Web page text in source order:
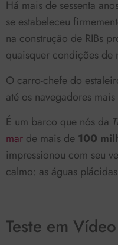
Há mais de sessenta
se estabeleceu
na construção de RIBs
quaisquer condições de
O carro-chefe do
até os navegadores
É um barco que nós da
mar de mais de 100
impressionou com seu
calmo: as águas
Teste em